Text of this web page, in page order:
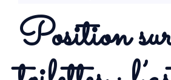
Position